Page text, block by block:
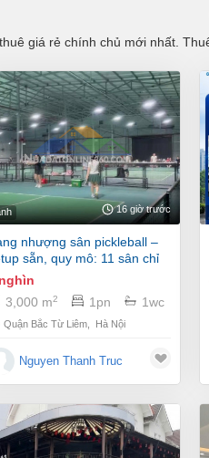
giá rẻ chính chủ mới nhất.
16 giờ trước
sẵn, quy mô: 11 sân chỉ
vận hành! anh chị quan
thì liên hệ ạ!
3,000 m2 1pn 1wc
Quận Bắc Từ Liêm Hà Nội
Nguyen Thanh Truc